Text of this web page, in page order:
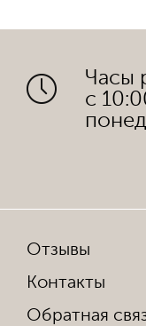
Часы
с
Отзывы
Контакты
Обратная